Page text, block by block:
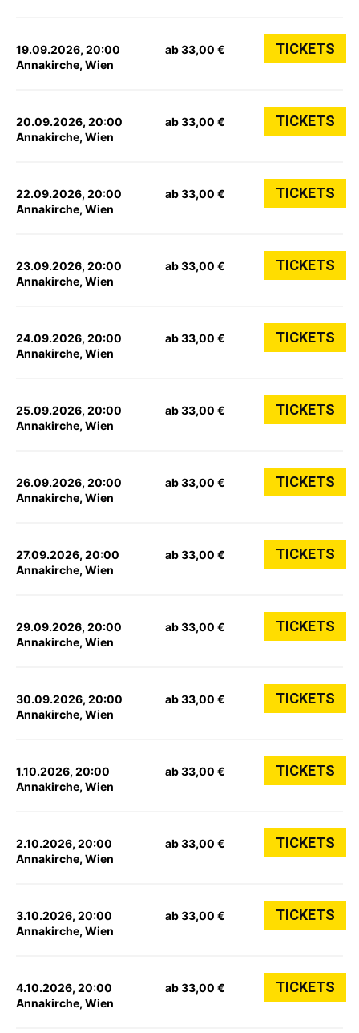
19.09.2026, 20:00
Annakirche, Wien
ab 33,00 € TICKETS
20.09.2026, 20:00
Annakirche, Wien
ab 33,00 € TICKETS
22.09.2026, 20:00
Annakirche, Wien
ab 33,00 € TICKETS
23.09.2026, 20:00
Annakirche, Wien
ab 33,00 € TICKETS
24.09.2026, 20:00
Annakirche, Wien
ab 33,00 € TICKETS
25.09.2026, 20:00
Annakirche, Wien
ab 33,00 € TICKETS
26.09.2026, 20:00
Annakirche, Wien
ab 33,00 € TICKETS
27.09.2026, 20:00
Annakirche, Wien
ab 33,00 € TICKETS
29.09.2026, 20:00
Annakirche, Wien
ab 33,00 € TICKETS
30.09.2026, 20:00
Annakirche, Wien
ab 33,00 € TICKETS
1.10.2026, 20:00
Annakirche, Wien
ab 33,00 € TICKETS
2.10.2026, 20:00
Annakirche, Wien
ab 33,00 € TICKETS
3.10.2026, 20:00
Annakirche, Wien
ab 33,00 € TICKETS
4.10.2026, 20:00
Annakirche, Wien
ab 33,00 € TICKETS